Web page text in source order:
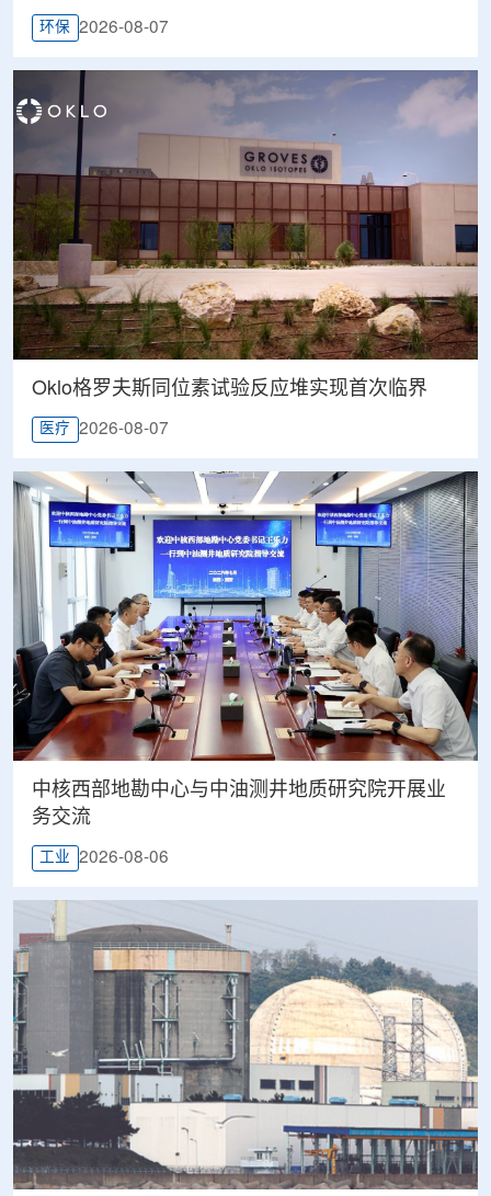
环保 2026-08-07
Oklo格罗夫斯同位素试验反应堆实现首次临界
医疗 2026-08-07
中核西部地勘中心与中油测井地质研究院开展业
务交流
工业 2026-08-06